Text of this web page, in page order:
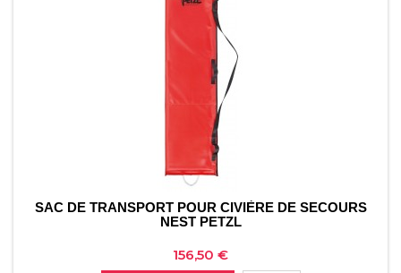
SAC DE TRANSPORT POUR CIVIÈRE DE SECOURS
NEST PETZL
Prix
156,50 €